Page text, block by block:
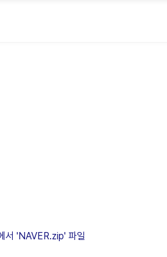
서 'NAVER.zip' 파일